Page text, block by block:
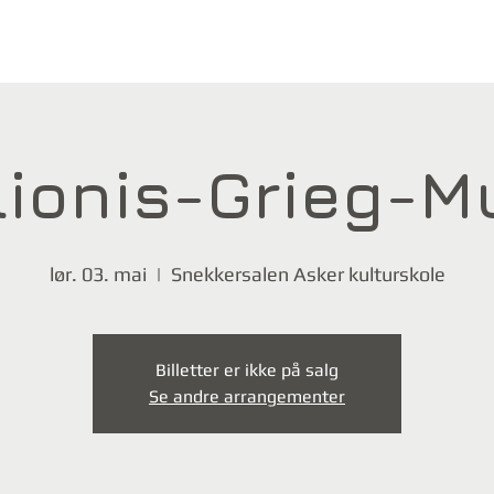
Grieg-
lør. 03. mai
  |
Snekkersalen Asker kulturskole
Billetter er ikke på salg
Se andre arrangementer